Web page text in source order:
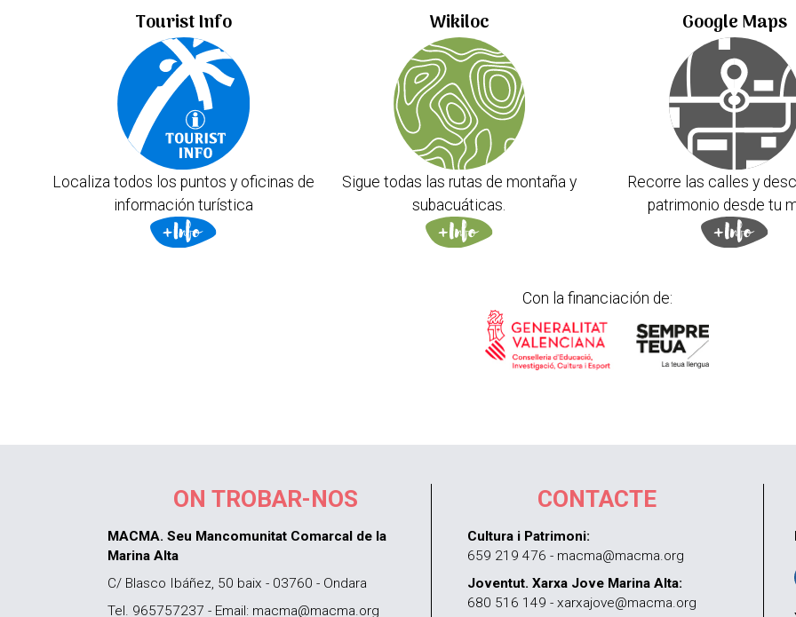
Tourist Info
Localiza todos los puntos y oficinas de
información turística
Wikiloc
Sigue todas las rutas de montaña y
subacuáticas.
Google Maps
Recorre las calles y
patrimonio desde tu
Con la financiación de:
ON TROBAR-NOS
MACMA. Seu Mancomunitat Comarcal de la
Marina Alta
C/ Blasco Ibáñez, 50 baix - 03760 - Ondara
Tel. 965757237 - Email: macma@macma.org
CONTACTE
Cultura i Patrimoni:
659 219 476 - macma@macma.org
Joventut. Xarxa Jove Marina Alta:
680 516 149 - xarxajove@macma.org